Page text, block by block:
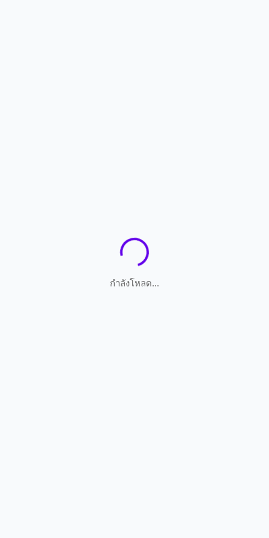
กำลังโหลด...